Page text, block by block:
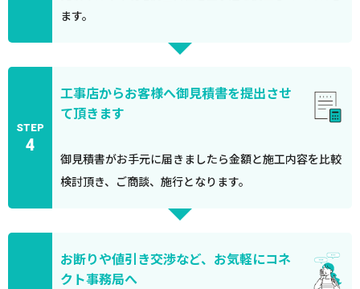
ます。
STEP
4
工事店からお客様へ御見積書を提出させ
て頂きます
御見積書がお手元に届きましたら金額と施工内容を比較
検討頂き、ご商談、施行となります。
お断りや値引き交渉など、お気軽にコネ
クト事務局へ